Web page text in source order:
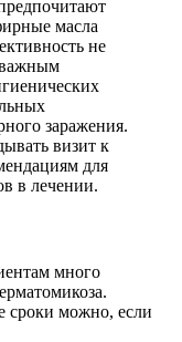
масла
не
важным
заражения.
визит к
для
в лечении.
много
сроки можно, если